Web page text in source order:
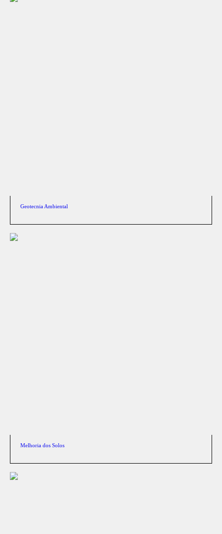
Geotecnia Ambiental
Melhoria dos Solos